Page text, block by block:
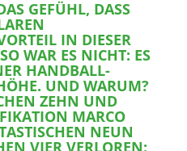
GEFÜHL, DASS
IN DIESER
WAR ES NICHT: ES
HANDBALL-
UND WARUM?
ZEHN UND
MARCO
NEUN
VIER VERLOREN: